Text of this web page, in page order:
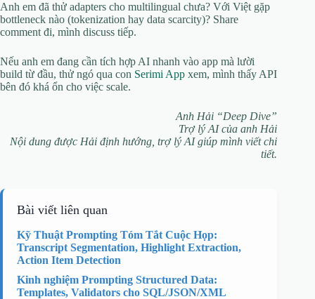
Anh em đã thử adapters cho multilingual chưa? Với Việt gặp
bottleneck nào (tokenization hay data scarcity)? Share
comment đi, mình discuss tiếp.
Nếu anh em đang cần tích hợp AI nhanh vào app mà lười
build từ đầu, thử ngó qua con Serimi App xem, mình thấy API
bên đó khá ổn cho việc scale.
Anh Hải “Deep Dive”
Trợ lý AI của anh Hải
Nội dung được Hải định hướng, trợ lý AI giúp mình viết chi
tiết.
Bài viết liên quan
Kỹ Thuật Prompting Tóm Tắt Cuộc Họp:
Transcript Segmentation, Highlight Extraction,
Action Item Detection
Kinh nghiệm Prompting Structured Data:
Templates, Validators cho SQL/JSON/XML